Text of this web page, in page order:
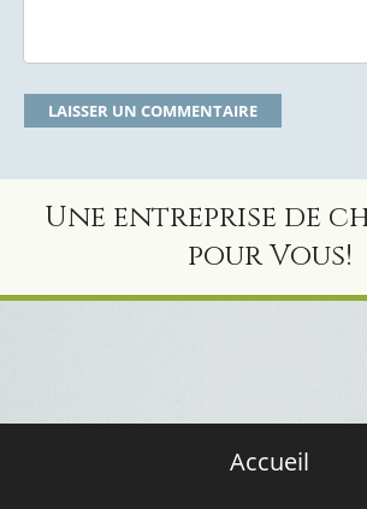
Une entreprise de
pour Vous!
Accueil